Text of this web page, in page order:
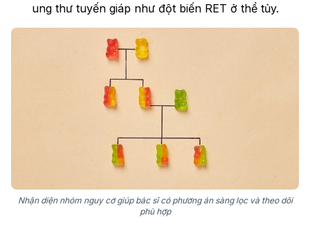
ung thư tuyến giáp như đột biến RET ở thể tủy.
Nhận diện nhóm nguy cơ giúp bác sĩ có phương án sàng lọc và theo dõi
phù hợp